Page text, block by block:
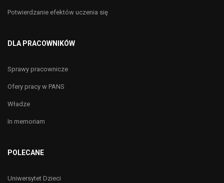
Potwierdzanie efektów uczenia się
DLA PRACOWNIKÓW
Sprawy pracownicze
Ofery pracy w PANS
Władze
In memoriam
POLECANE
Uniwersytet Dzieci